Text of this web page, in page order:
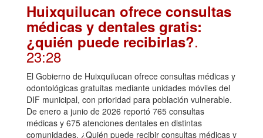
Huixquilucan ofrece consultas
médicas y dentales gratis:
¿quién puede recibirlas?.
23:28
El Gobierno de Huixquilucan ofrece consultas médicas y
odontológicas gratuitas mediante unidades móviles del
DIF municipal, con prioridad para población vulnerable.
De enero a junio de 2026 reportó 765 consultas
médicas y 675 atenciones dentales en distintas
comunidades. ¿Quién puede recibir consultas médicas y